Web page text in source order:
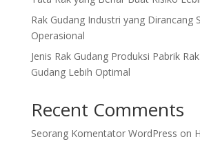
Rak Gudang Industri yang Dirancang
Operasional
Jenis Rak Gudang Produksi Pabrik
Gudang Lebih Optimal
Recent Comments
Seorang Komentator WordPress on